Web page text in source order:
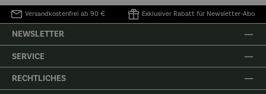
Versandkostenfrei ab 90 € Exklusiver Rabatt für Newsletter-Abo
NEWSLETTER
SERVICE
RECHTLICHES